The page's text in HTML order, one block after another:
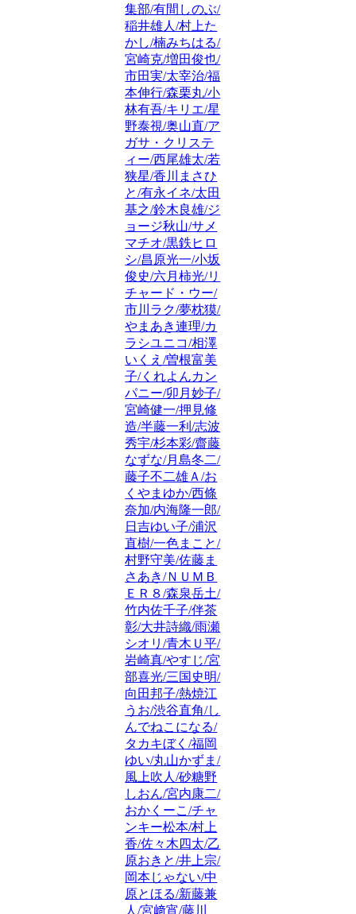
集部/有間しのぶ/
稲井雄人/村上た
かし/楠みちはる/
宮崎克/増田俊也/
市田実/太宰治/福
本伸行/森栗丸/小
林有吾/キリエ/星
野泰視/奥山直/ア
ガサ・クリステ
ィー/西尾雄太/若
狭星/香川まさひ
と/有永イネ/太田
基之/鈴木良雄/ジ
ョージ秋山/サメ
マチオ/黒鉄ヒロ
シ/昌原光一/小坂
俊史/六月柿光/リ
チャード・ウー/
市川ラク/夢枕獏/
やまあき連理/カ
ラシユニコ/相澤
いくえ/曽根富美
子/くれよんカン
パニー/卯月妙子/
宮崎健一/押見修
造/半藤一利/志波
秀宇/杉本彩/齋藤
なずな/月島冬二/
藤子不二雄Ａ/お
くやまゆか/西條
奈加/内海隆一郎/
日吉ゆい子/浦沢
直樹/一色まこと/
村野守美/佐藤ま
さあき/ＮＵＭＢ
ＥＲ８/森泉岳土/
竹内佐千子/伴茶
彰/大井詩織/雨瀬
シオリ/青木Ｕ平/
岩崎真/やすじ/宮
部喜光/三国史明/
向田邦子/熱焼江
うお/渋谷直角/し
んでねこになる/
タカキぼく/福岡
ゆい/丸山かずま/
風上吹人/砂糖野
しおん/宮内康二/
おかくーこ/チャ
ンキー松本/村上
香/佐々木四太/乙
原おきと/井上宗/
岡本じゃない/中
原とほる/新藤兼
人/宮﨑宵/藤川